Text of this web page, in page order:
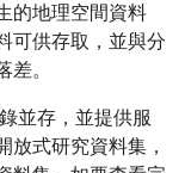
的地理空間資料
可供存取，並與分
。
並存，並提供服
放式研究資料集，